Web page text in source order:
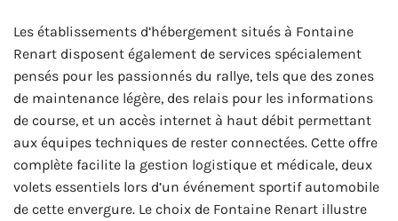
Les établissements d’hébergement situés à Fontaine
Renart disposent également de services spécialement
pensés pour les passionnés du rallye, tels que des zones
de maintenance légère, des relais pour les informations
de course, et un accès internet à haut débit permettant
aux équipes techniques de rester connectées. Cette offre
complète facilite la gestion logistique et médicale, deux
volets essentiels lors d’un événement sportif automobile
de cette envergure. Le choix de Fontaine Renart illustre